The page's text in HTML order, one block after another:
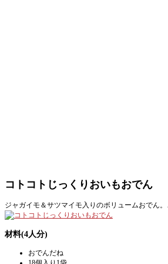
コトコトじっくりおいもおでん
ジャガイモ＆サツマイモ入りのボリュームおでん
材料(4人分)
おでんだね